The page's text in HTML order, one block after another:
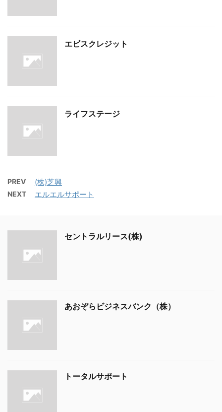
エビスクレジット
ライフステージ
PREV (株)芝興
NEXT エルエルサポート
セントラルリース(株)
あおぞらビジネスバンク（株）
トータルサポート